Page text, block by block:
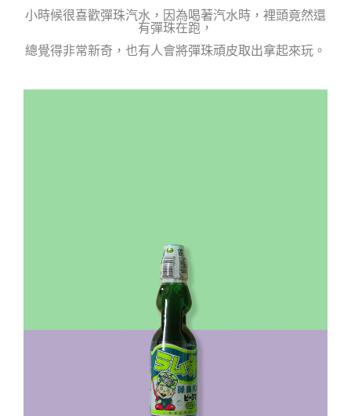
小時候很喜歡彈珠汽水，因為喝著汽水時，裡頭竟然還
有彈珠在跑，
總覺得非常新奇，也有人會將彈珠頑皮取出拿起來玩。